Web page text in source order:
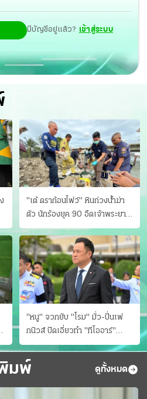
บายใหม่ที่ตนต้องการให้การขับ
ารพัฒนาตรงกับการเปลี่ยนแปลง
รอง ผอ.สพท. และศึกษานิเทศก์
และมีศักยภาพในตำแหน่งงานที่
ต
มีบัญชีอยู่แล้ว? เข้าสู่ระบบ
"เต้ ดราก้อนไฟว์" หินถ่วงน้ำฆ่า
ตัว นักร้องยุค 90 อืดเจ้าพระยา
แฟนหาตัววุ่น เครียดธุรกิจ!
"หนู" จวกยับ "โรม" มั่ว-ปั่นเฟ
กนิวส์ ปัดเอี่ยวทํา "ทีโออาร์"
ต้นทางโกงสอบฉาว
มพ์ ดูทั้งหมด